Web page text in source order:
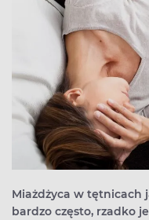
Miażdżyca w tętnicach
bardzo często, rzadko